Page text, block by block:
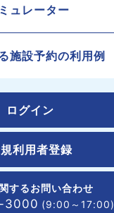
ュレーター
施設予約の利用例
ログイン
利用者登録
するお問い合わせ
3000 (9:00～17:00)